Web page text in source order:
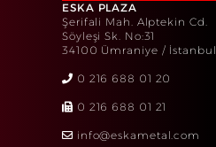
ESKA PLAZA
Şerifali Mah. Alptekin Cd.
Söyleşi Sk. No:31
34100 Ümraniye / İstanbul
0 216 688 01 20
0 216 688 01 21
info@eskametal.com